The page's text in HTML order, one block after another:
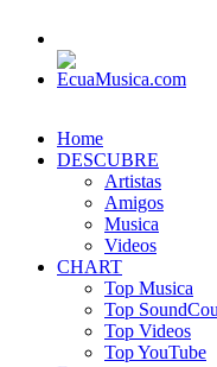
Home
DESCUBRE
Artistas
Amigos
Musica
Videos
CHART
Top Musica
Top
Top Videos
Top YouTube